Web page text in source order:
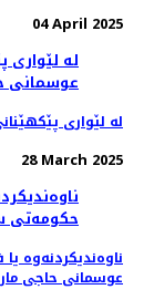
04 April 2025
لە لێواری
28 March 2025
ناوەندیکردنەوە
عوسمانی حاجی